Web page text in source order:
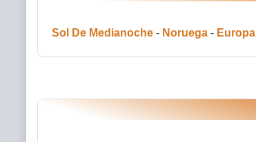
Sol De Medianoche - Noruega - Europa